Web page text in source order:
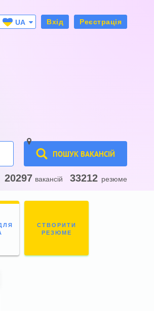
UA
Вхід Реєстрація
ПОШУК ВАКАНСІЙ
20297 вакансій 33212 резюме
СТВОРИТИ
РЕЗЮМЕ